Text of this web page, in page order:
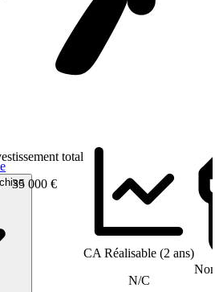
total
35 000 €
CA Réalisable (2 ans)
N/C